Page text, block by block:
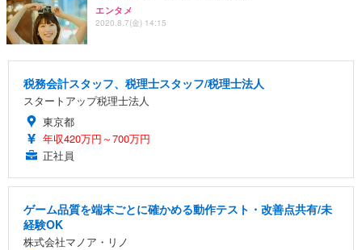
エンタメ
2020.8.7(金) 14:15
税務会計スタッフ、税理士スタッフ/税理士法人
スタートアップ税理士法人
東京都
年収420万円～700万円
正社員
ゲーム品質を端末ごとに確かめる動作テスト・改善点共有/未
経験OK
株式会社マノア・リノ